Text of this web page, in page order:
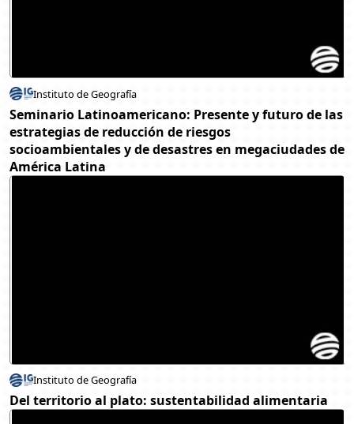
Instituto de Geografía
Seminario Latinoamericano: Presente y futuro de las
estrategias de reducción de riesgos
socioambientales y de desastres en megaciudades de
América Latina
Instituto de Geografía
Del territorio al plato: sustentabilidad alimentaria